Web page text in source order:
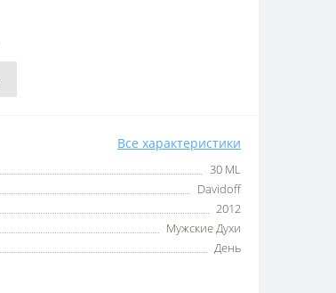
Все характеристики
30 ML
Davidoff
2012
Мужские Духи
День